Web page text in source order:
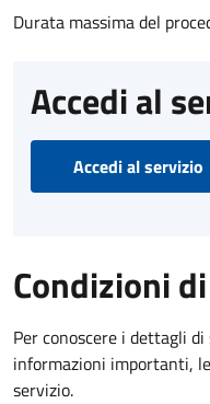
Durata massima del
Accedi al
Accedi al servizio
Condizioni
Per conoscere i dettagli
informazioni importanti,
servizio.